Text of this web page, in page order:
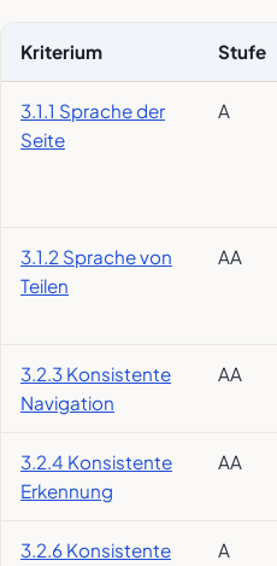
Kriterium Stufe
3.1.1 Sprache der
Seite
A
3.1.2 Sprache von
Teilen
AA
3.2.3 Konsistente
Navigation
AA
3.2.4 Konsistente
Erkennung
AA
3.2.6 Konsistente
A